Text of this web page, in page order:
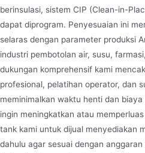
berinsulasi, sistem CIP (Clean-in-
dapat diprogram. Penyesuaian ini
selaras dengan parameter produksi
industri pembotolan air, susu,
dukungan komprehensif kami
profesional, pelatihan operator, dan
meminimalkan waktu henti dan
ingin meningkatkan atau
tank kami untuk dijual menyediakan
dahulu agar sesuai dengan